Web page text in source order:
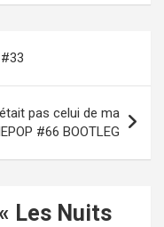
pas celui de ma
#66 BOOTLEG
Les Nuits